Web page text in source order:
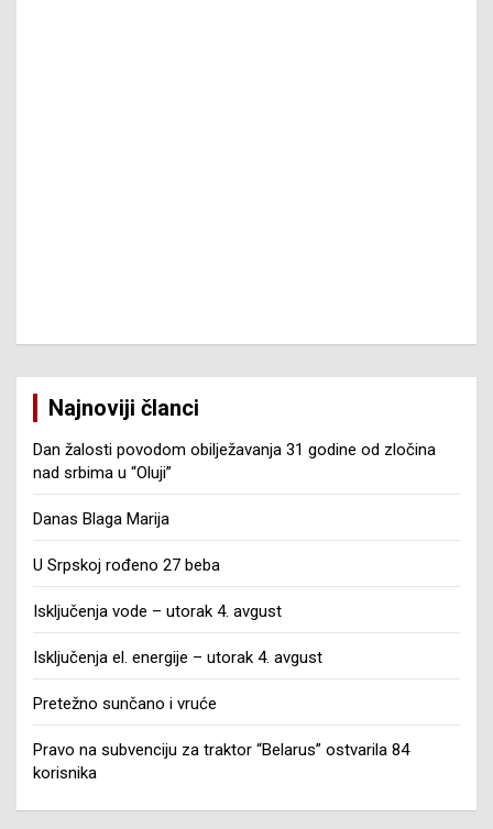
Najnoviji članci
Dan žalosti povodom obilježavanja 31 godine od zločina
nad srbima u “Oluji”
Danas Blaga Marija
U Srpskoj rođeno 27 beba
Isključenja vode – utorak 4. avgust
Isključenja el. energije – utorak 4. avgust
Pretežno sunčano i vruće
Pravo na subvenciju za traktor “Belarus” ostvarila 84
korisnika